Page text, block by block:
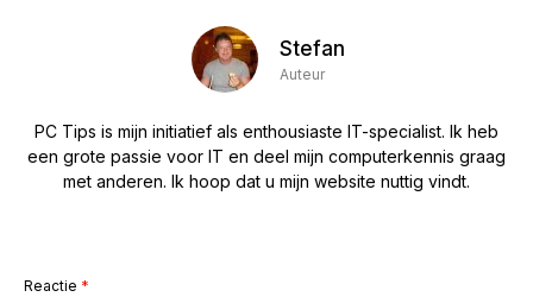
Stefan
Auteur
PC Tips is mijn initiatief als enthousiaste IT-specialist. Ik heb
een grote passie voor IT en deel mijn computerkennis graag
met anderen. Ik hoop dat u mijn website nuttig vindt.
Reactie *